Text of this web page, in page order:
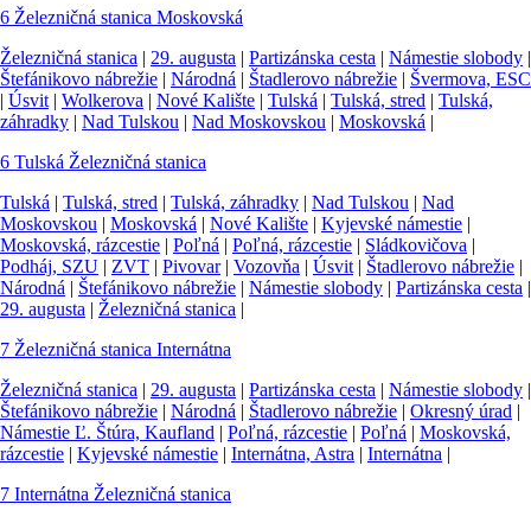
6 Železničná stanica Moskovská
Železničná stanica | 29. augusta | Partizánska cesta | Námestie slobody |
Štefánikovo nábrežie | Národná | Štadlerovo nábrežie | Švermova, ESC
| Úsvit| Wolkerova | Nové Kalište | Tulská | Tulská, stred | Tulská,
záhradky | Nad Tulskou | Nad Moskovskou | Moskovská |
6 Tulská Železničná stanica
Tulská | Tulská, stred | Tulská, záhradky | Nad Tulskou | Nad
Moskovskou | Moskovská | Nové Kalište | Kyjevské námestie |
Moskovská, rázcestie | Poľná | Poľná, rázcestie | Sládkovičova |
Podháj, SZU | ZVT | Pivovar| Vozovňa | Úsvit| Štadlerovo nábrežie |
Národná | Štefánikovo nábrežie | Námestie slobody | Partizánska cesta |
29. augusta | Železničná stanica |
7 Železničná stanica Internátna
Železničná stanica | 29. augusta | Partizánska cesta | Námestie slobody |
Štefánikovo nábrežie | Národná | Štadlerovo nábrežie | Okresný úrad |
Námestie Ľ. Štúra, Kaufland | Poľná, rázcestie | Poľná | Moskovská,
rázcestie | Kyjevské námestie | Internátna, Astra | Internátna |
7 Internátna Železničná stanica